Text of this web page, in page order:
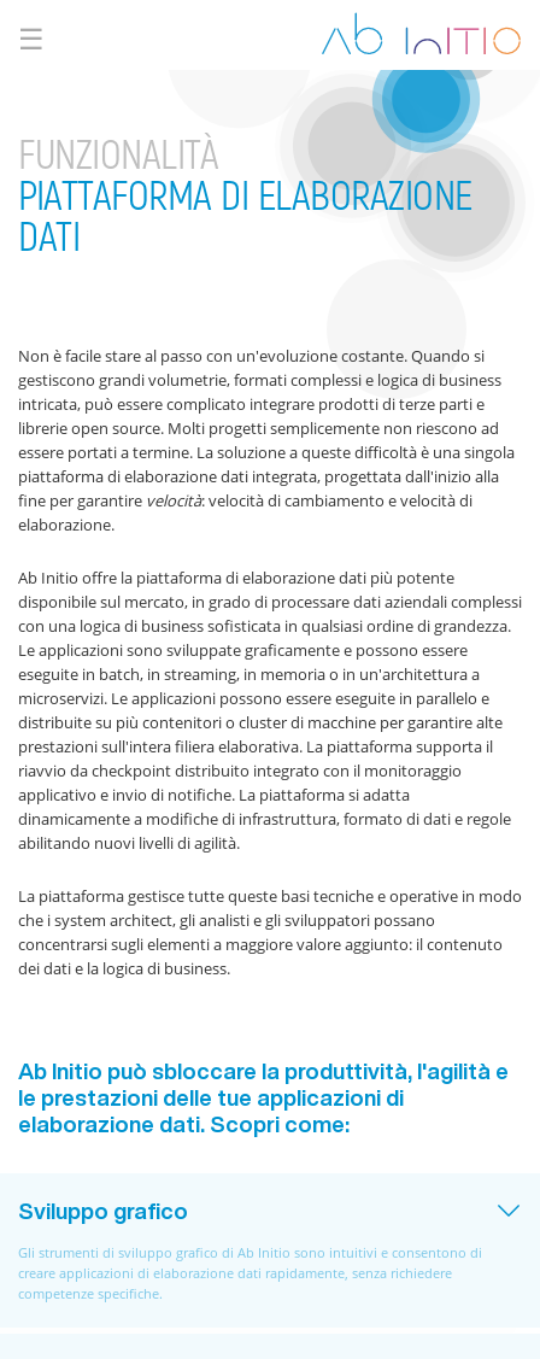
☰
FUNZIONALITÀ
PIATTAFORMA DI ELABORAZIONE
DATI
Non è facile stare al passo con un'evoluzione costante. Quando si
gestiscono grandi volumetrie, formati complessi e logica di business
intricata, può essere complicato integrare prodotti di terze parti e
librerie open source. Molti progetti semplicemente non riescono ad
essere portati a termine. La soluzione a queste difficoltà è una singola
piattaforma di elaborazione dati integrata, progettata dall'inizio alla
fine per garantire velocità: velocità di cambiamento e velocità di
elaborazione.
Ab Initio offre la piattaforma di elaborazione dati più potente
disponibile sul mercato, in grado di processare dati aziendali complessi
con una logica di business sofisticata in qualsiasi ordine di grandezza.
Le applicazioni sono sviluppate graficamente e possono essere
eseguite in batch, in streaming, in memoria o in un'architettura a
microservizi. Le applicazioni possono essere eseguite in parallelo e
distribuite su più contenitori o cluster di macchine per garantire alte
prestazioni sull'intera filiera elaborativa. La piattaforma supporta il
riavvio da checkpoint distribuito integrato con il monitoraggio
applicativo e invio di notifiche. La piattaforma si adatta
dinamicamente a modifiche di infrastruttura, formato di dati e regole
abilitando nuovi livelli di agilità.
La piattaforma gestisce tutte queste basi tecniche e operative in modo
che i system architect, gli analisti e gli sviluppatori possano
concentrarsi sugli elementi a maggiore valore aggiunto: il contenuto
dei dati e la logica di business.
Ab Initio può sbloccare la produttività, l'agilità e
le prestazioni delle tue applicazioni di
elaborazione dati. Scopri come:
Sviluppo grafico
Gli strumenti di sviluppo grafico di Ab Initio sono intuitivi e consentono di
creare applicazioni di elaborazione dati rapidamente, senza richiedere
competenze specifiche.